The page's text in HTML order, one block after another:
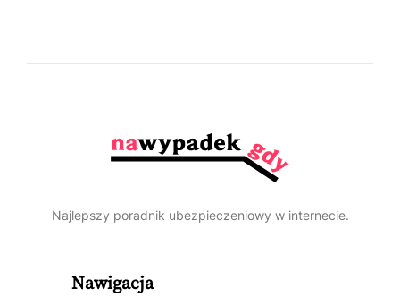
Najlepszy poradnik ubezpieczeniowy w internecie.
Nawigacja